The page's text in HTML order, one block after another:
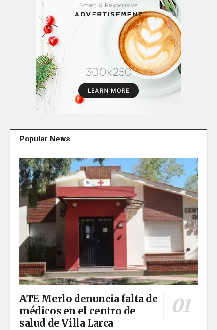
Popular News
ATE Merlo denuncia falta de
médicos en el centro de
salud de Villa Larca